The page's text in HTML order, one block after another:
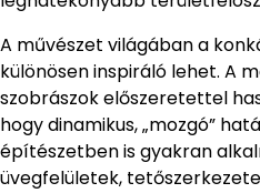
A művészet világában a
különösen inspiráló lehet. A
szobrászok előszeretettel
hogy dinamikus, „mozgó”
építészetben is gyakran
üvegfelületek,